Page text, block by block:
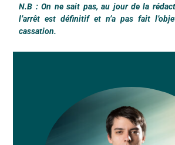
N.B : On ne sait pas, au jour de la
l’arrêt est définitif et n’a pas fait
cassation.